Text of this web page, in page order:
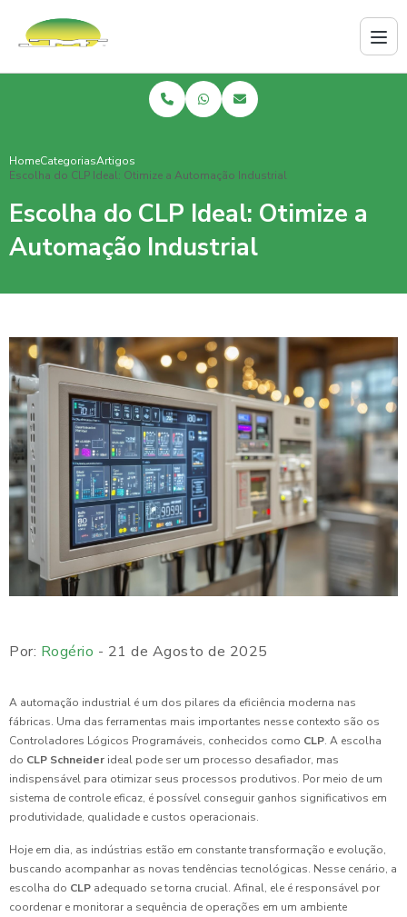
HomeCategoriasArtigos
Escolha do CLP Ideal: Otimize a Automação Industrial
Escolha do CLP Ideal: Otimize a
Automação Industrial
Por: Rogério - 21 de Agosto de 2025
A automação industrial é um dos pilares da eficiência moderna nas
fábricas. Uma das ferramentas mais importantes nesse contexto são os
Controladores Lógicos Programáveis, conhecidos como CLP. A escolha
do CLP Schneider ideal pode ser um processo desafiador, mas
indispensável para otimizar seus processos produtivos. Por meio de um
sistema de controle eficaz, é possível conseguir ganhos significativos em
produtividade, qualidade e custos operacionais.
Hoje em dia, as indústrias estão em constante transformação e evolução,
buscando acompanhar as novas tendências tecnológicas. Nesse cenário, a
escolha do CLP adequado se torna crucial. Afinal, ele é responsável por
coordenar e monitorar a sequência de operações em um ambiente